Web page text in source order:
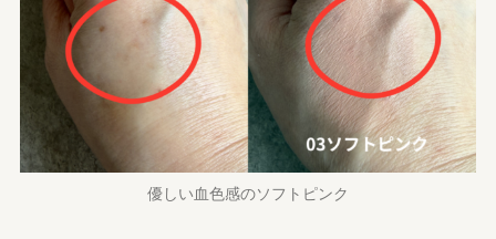
優しい血色感のソフトピンク